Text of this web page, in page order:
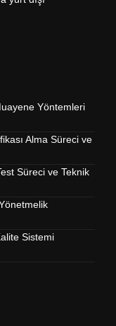
Yöntemleri
Alma Süreci ve
Süreci ve Teknik
Sistemi